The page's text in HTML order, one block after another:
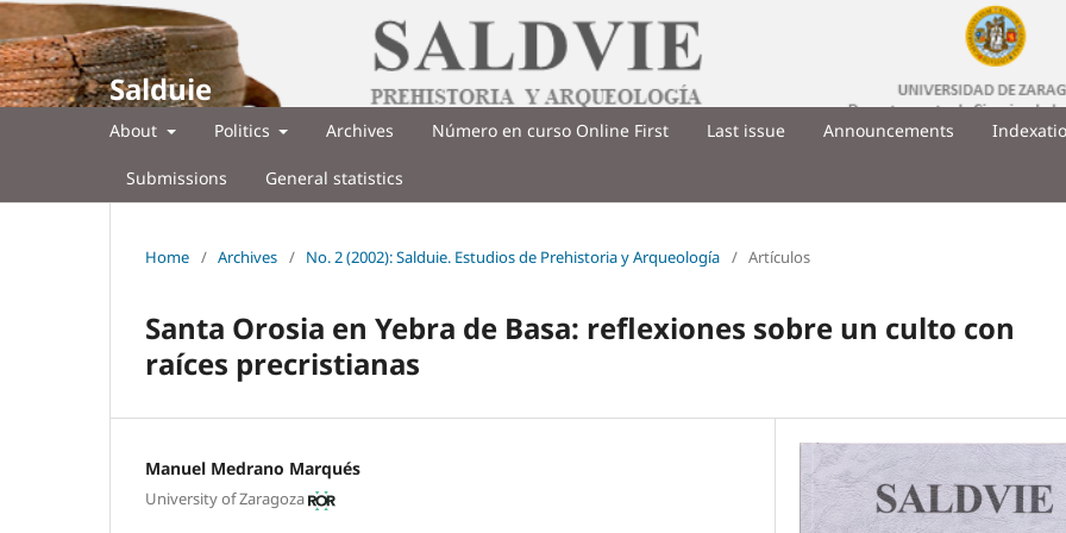
Salduie
About Politics Archives Número en curso Online First Last issue Announcements
Submissions General statistics
Home / Archives / No. 2 (2002): Salduie. Estudios de Prehistoria y Arqueología / Artículos
Santa Orosia en Yebra de Basa: reflexiones sobre un culto con
raíces precristianas
Manuel Medrano Marqués
University of Zaragoza